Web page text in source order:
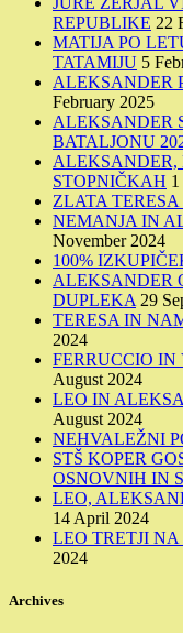
REPUBLIKE 22
MATIJA PO
TATAMIJU 5
ALEKSANDER
February 2025
ALEKSANDER
BATALJONU
ALEKSANDER,
STOPNIČKAH
ZLATA
NEMANJA IN
November 2024
100%
ALEKSANDER
DUPLEKA 29
TERESA IN
2024
FERRUCCIO IN
August 2024
LEO IN
August 2024
NEHVALEŽNI
STŠ KOPER
OSNOVNIH IN
LEO,
14 April 2024
LEO TRETJI
2024
Archives